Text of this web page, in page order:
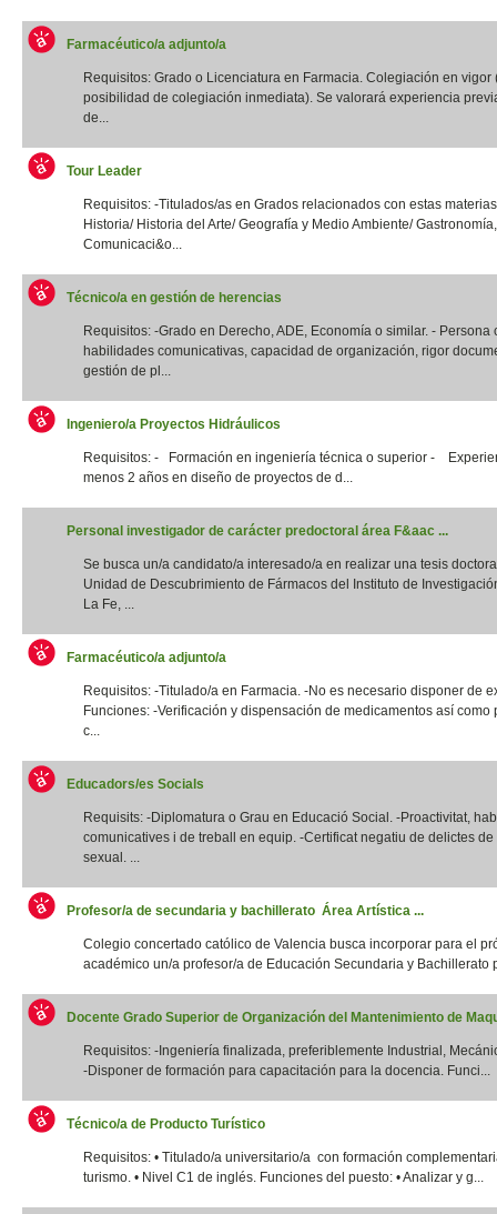
Farmacéutico/a adjunto/a
Requisitos: Grado o Licenciatura en Farmacia. Colegiación en vigor
posibilidad de colegiación inmediata). Se valorará experiencia
de...
Tour Leader
Requisitos: -Titulados/as en Grados relacionados con estas
Historia/ Historia del Arte/ Geografía y Medio Ambiente/ Gastronomía,
Comunicaci&o...
Técnico/a en gestión de herencias
Requisitos: -Grado en Derecho, ADE, Economía o similar. - Persona
habilidades comunicativas, capacidad de organización, rigor
gestión de pl...
Ingeniero/a Proyectos Hidráulicos
Requisitos: - Formación en ingeniería técnica o superior -
menos 2 años en diseño de proyectos de d...
Personal investigador de carácter predoctoral área F&aac ...
Se busca un/a candidato/a interesado/a en realizar una tesis
Unidad de Descubrimiento de Fármacos del Instituto de
La Fe, ...
Farmacéutico/a adjunto/a
Requisitos: -Titulado/a en Farmacia. -No es necesario disponer de
Funciones: -Verificación y dispensación de medicamentos así como
c...
Educadors/es Socials
Requisits: -Diplomatura o Grau en Educació Social. -Proactivitat,
comunicatives i de treball en equip. -Certificat negatiu de delictes
sexual. ...
Profesor/a de secundaria y bachillerato Área Artística ...
Colegio concertado católico de Valencia busca incorporar para el
académico un/a profesor/a de Educación Secundaria y Bachillerato
Docente Grado Superior de Organización del Mantenimiento de
Requisitos: -Ingeniería finalizada, preferiblemente Industrial,
-Disponer de formación para capacitación para la docencia. Funci...
Técnico/a de Producto Turístico
Requisitos: • Titulado/a universitario/a con formación
turismo. • Nivel C1 de inglés. Funciones del puesto: • Analizar y g...